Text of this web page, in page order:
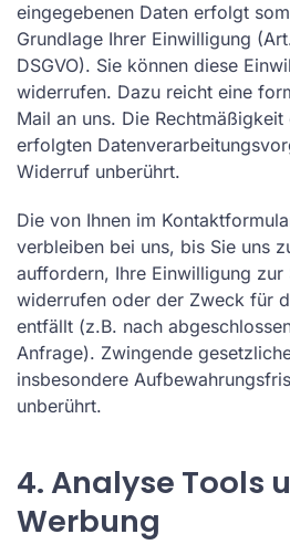
eingegebenen Daten erfolgt
Grundlage Ihrer Einwilligung
DSGVO). Sie können diese
widerrufen. Dazu reicht eine
Mail an uns. Die
erfolgten
Widerruf unberührt.
Die von Ihnen im
verbleiben bei uns, bis Sie uns
auffordern, Ihre Einwilligung zur
widerrufen oder der Zweck für
entfällt (z.B. nach
Anfrage). Zwingende
insbesondere
unberührt.
4. Analyse Tools
Werbung